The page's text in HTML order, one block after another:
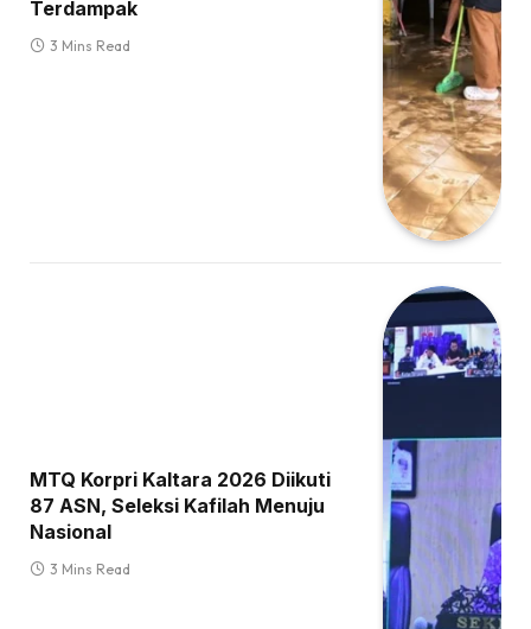
Terdampak
3 Mins Read
MTQ Korpri Kaltara 2026 Diikuti
87 ASN, Seleksi Kafilah Menuju
Nasional
3 Mins Read